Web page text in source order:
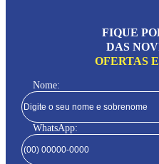
FIQUE
DAS
OFERTAS
Nome:
WhatsApp: